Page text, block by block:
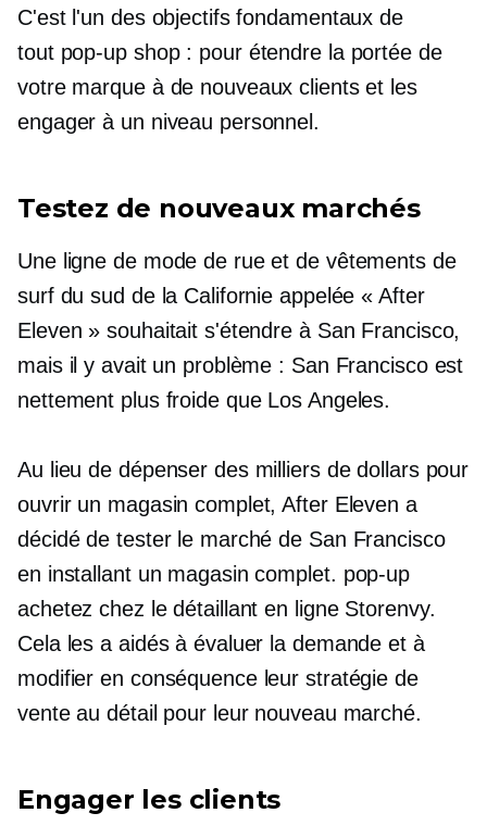
C'est l'un des objectifs fondamentaux de
tout pop-upshop : pour étendre la portée de
votre marque à de nouveaux clients et les
engager à un niveau personnel.
Testez de nouveaux marchés
Une ligne de mode de rue et de vêtements de
surf du sud de la Californie appelée « After
Eleven » souhaitait s'étendre à San Francisco,
mais il y avait un problème : San Francisco est
nettement plus froide que Los Angeles.
Au lieu de dépenser des milliers de dollars pour
ouvrir un magasin complet, After Eleven a
décidé de tester le marché de San Francisco
en installant un magasin complet. pop-up
achetez chez le détaillant en ligne Storenvy.
Cela les a aidés à évaluer la demande et à
modifier en conséquence leur stratégie de
vente au détail pour leur nouveau marché.
Engager les clients